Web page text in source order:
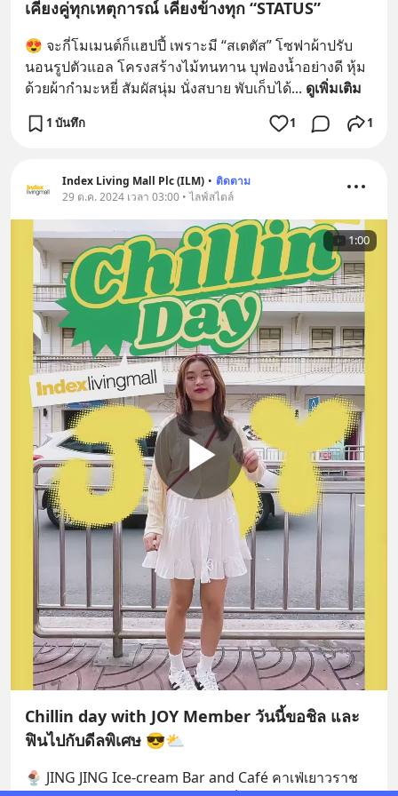
เคียงคู่ทุกเหตุการณ์ เคียงข้างทุก “STATUS”
😍 จะกี่โมเมนต์ก็แฮปปี้ เพราะมี “สเตตัส” โซฟาผ้าปรับ
นอนรูปตัวแอล โครงสร้างไม้ทนทาน บุฟองน้ำอย่างดี หุ้ม
ด้วยผ้ากำมะหยี่ สัมผัสนุ่ม นั่งสบาย พับเก็บได้... ดูเพิ่มเติม
1 บันทึก 1 1
Index Living Mall Plc (ILM) • ติดตาม
29 ต.ค. 2024 เวลา 03:00 • ไลฟ์สไตล์
1:00
Chillin day with JOY Member วันนี้ขอชิล และ
ฟินไปกับดีลพิเศษ 😎⛅️
🍨 JING JING Ice-cream Bar and Café คาเฟ่เยาวราช